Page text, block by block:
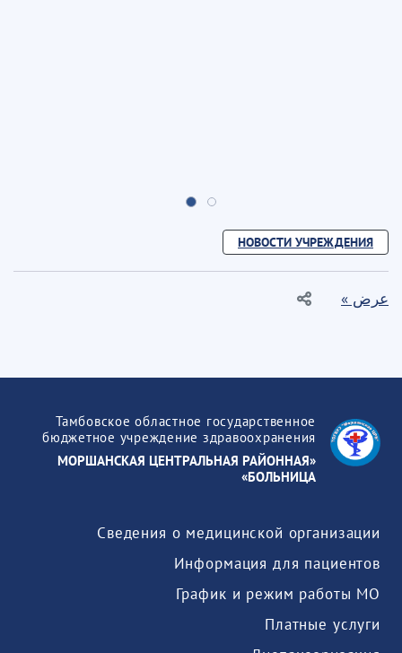
НОВОСТИ УЧРЕЖДЕНИЯ
عرض »
Тамбовское областное государственное
бюджетное учреждение здравоохранения
«МОРШАНСКАЯ ЦЕНТРАЛЬНАЯ РАЙОННАЯ
БОЛЬНИЦА»
Сведения о медицинской организации
Информация для пациентов
График и режим работы МО
Платные услуги